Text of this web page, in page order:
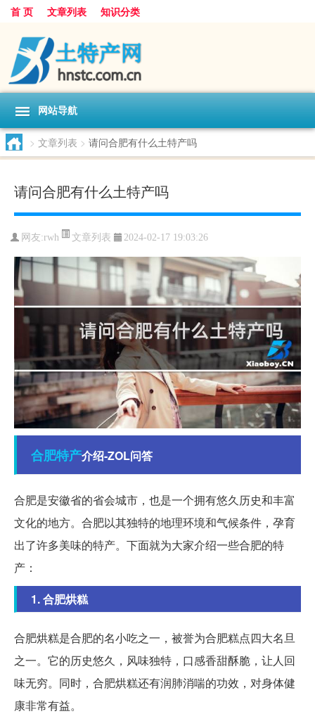
首 页 文章列表 知识分类
网站导航
> 文章列表 > 请问合肥有什么土特产吗
请问合肥有什么土特产吗
网友:rwh 文章列表 2024-02-17 19:03:26
合肥特产介绍-ZOL问答
合肥是安徽省的省会城市，也是一个拥有悠久历史和丰富
文化的地方。合肥以其独特的地理环境和气候条件，孕育
出了许多美味的特产。下面就为大家介绍一些合肥的特
产：
1. 合肥烘糕
合肥烘糕是合肥的名小吃之一，被誉为合肥糕点四大名旦
之一。它的历史悠久，风味独特，口感香甜酥脆，让人回
味无穷。同时，合肥烘糕还有润肺消喘的功效，对身体健
康非常有益。